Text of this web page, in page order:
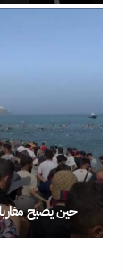
حين يصبح